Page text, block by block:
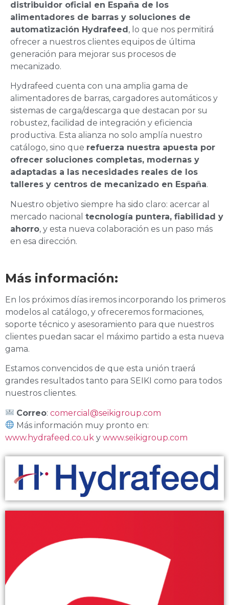
distribuidor oficial en España de los
alimentadores de barras y soluciones de
automatización Hydrafeed, lo que nos permitirá
ofrecer a nuestros clientes equipos de última
generación para mejorar sus procesos de
mecanizado.
Hydrafeed cuenta con una amplia gama de
alimentadores de barras, cargadores automáticos y
sistemas de carga/descarga que destacan por su
robustez, facilidad de integración y eficiencia
productiva. Esta alianza no solo amplía nuestro
catálogo, sino que refuerza nuestra apuesta por
ofrecer soluciones completas, modernas y
adaptadas a las necesidades reales de los
talleres y centros de mecanizado en España.
Nuestro objetivo siempre ha sido claro: acercar al
mercado nacional tecnología puntera, fiabilidad y
ahorro, y esta nueva colaboración es un paso más
en esa dirección.
Más información:
En los próximos días iremos incorporando los primeros
modelos al catálogo, y ofreceremos formaciones,
soporte técnico y asesoramiento para que nuestros
clientes puedan sacar el máximo partido a esta nueva
gama.
Estamos convencidos de que esta unión traerá
grandes resultados tanto para SEIKI como para todos
nuestros clientes.
Correo:comercial@seikigroup.com
Más información muy pronto en:
www.hydrafeed.co.uk y www.seikigroup.com